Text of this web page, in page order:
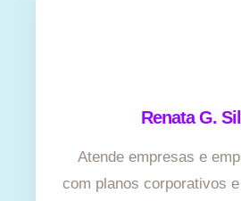
Renata G.
Atende empresas e
com planos corporativos